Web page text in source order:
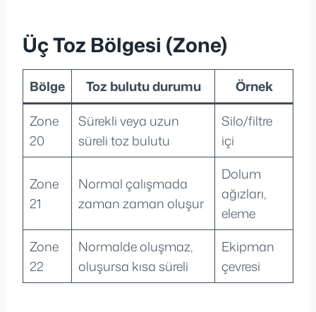
Üç Toz Bölgesi (Zone)
Bölge Toz bulutu durumu
Örnek
Zone
20
Sürekli veya uzun
süreli toz bulutu
Silo/filtre
içi
Zone
21
Normal çalışmada
zaman zaman oluşur
Dolum
ağızları,
eleme
Zone
22
Normalde oluşmaz,
oluşursa kısa süreli
Ekipman
çevresi